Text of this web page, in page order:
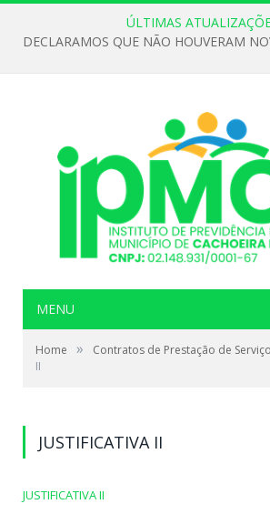
ÚLTIMAS
MENU
Home » Contratos de Prestação de Serviço
II
JUSTIFICATIVA II
JUSTIFICATIVA II